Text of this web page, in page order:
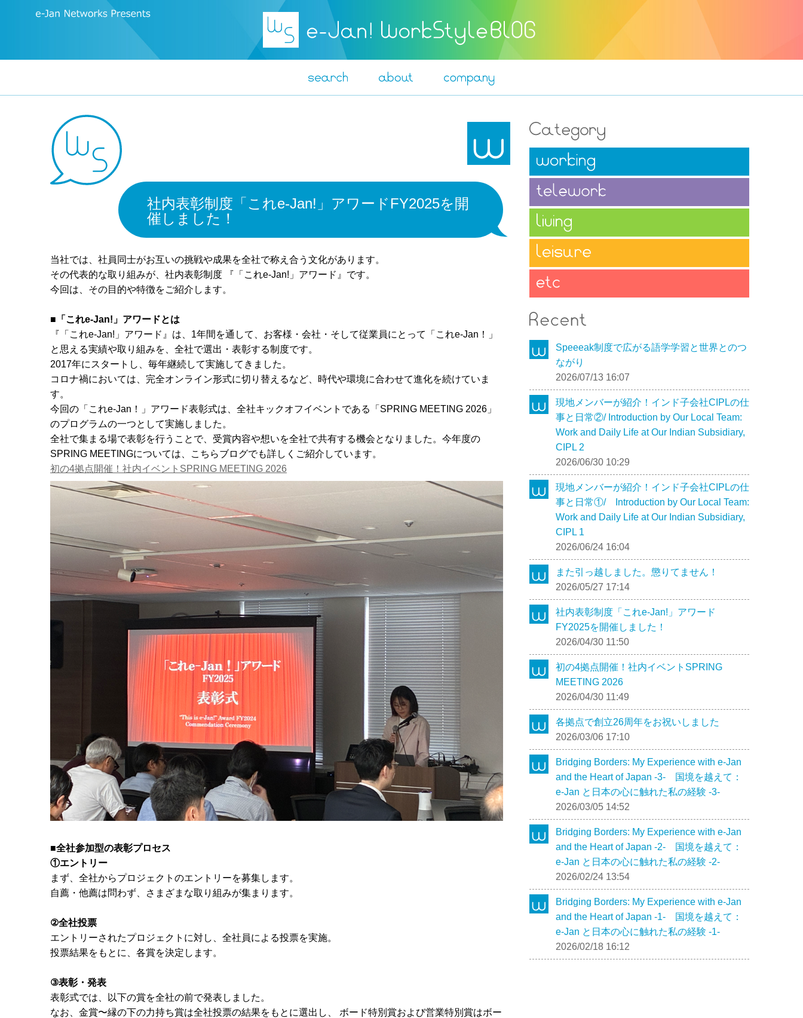
Speeeak制度で広がる語学学習と世界とのつ
ながり
2026/07/13 16:07
現地メンバーが紹介！インド子会社CIPLの仕
事と日常②/ Introduction by Our Local Team:
Work and Daily Life at Our Indian Subsidiary,
CIPL 2
2026/06/30 10:29
現地メンバーが紹介！インド子会社CIPLの仕
事と日常①/ Introduction by Our Local Team:
Work and Daily Life at Our Indian Subsidiary,
CIPL 1
2026/06/24 16:04
また引っ越しました。懲りてません！
2026/05/27 17:14
社内表彰制度「これe-Jan!」アワード
FY2025を開催しました！
2026/04/30 11:50
初の4拠点開催！社内イベントSPRING
MEETING 2026
2026/04/30 11:49
各拠点で創立26周年をお祝いしました
2026/03/06 17:10
Bridging Borders: My Experience with e-Jan
and the Heart of Japan -3- 国境を越えて：
e-Jan と日本の心に触れた私の経験 -3-
2026/03/05 14:52
Bridging Borders: My Experience with e-Jan
and the Heart of Japan -2- 国境を越えて：
e-Jan と日本の心に触れた私の経験 -2-
2026/02/24 13:54
Bridging Borders: My Experience with e-Jan
and the Heart of Japan -1- 国境を越えて：
e-Jan と日本の心に触れた私の経験 -1-
2026/02/18 16:12
社内表彰制度「これe-Jan!」アワードFY2025を開
催しました！
当社では、社員同士がお互いの挑戦や成果を全社で称え合う文化があります。
その代表的な取り組みが、社内表彰制度 『「これe-Jan!」アワード』です。
今回は、その目的や特徴をご紹介します。
■「これe-Jan!」アワードとは
『「これe-Jan!」アワード』は、1年間を通して、お客様・会社・そして従業員にとって「これe-Jan！」
と思える実績や取り組みを、全社で選出・表彰する制度です。
2017年にスタートし、毎年継続して実施してきました。
コロナ禍においては、完全オンライン形式に切り替えるなど、時代や環境に合わせて進化を続けていま
す。
今回の「これe-Jan！」アワード表彰式は、全社キックオフイベントである「SPRING MEETING 2026」
のプログラムの一つとして実施しました。
全社で集まる場で表彰を行うことで、受賞内容や想いを全社で共有する機会となりました。今年度の
SPRING MEETINGについては、こちらブログでも詳しくご紹介しています。
初の4拠点開催！社内イベントSPRING MEETING 2026
■全社参加型の表彰プロセス
①エントリー
まず、全社からプロジェクトのエントリーを募集します。
自薦・他薦は問わず、さまざまな取り組みが集まります。
②全社投票
エントリーされたプロジェクトに対し、全社員による投票を実施。
投票結果をもとに、各賞を決定します。
③表彰・発表
表彰式では、以下の賞を全社の前で発表しました。
なお、金賞〜縁の下の力持ち賞は全社投票の結果をもとに選出し、 ボード特別賞および営業特別賞はボー